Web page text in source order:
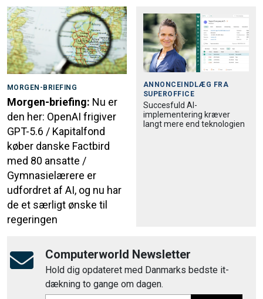
MORGEN-BRIEFING
Morgen-briefing: Nu er
den her: OpenAI frigiver
GPT-5.6 / Kapitalfond
køber danske Factbird
med 80 ansatte /
Gymnasielærere er
udfordret af AI, og nu har
de et særligt ønske til
regeringen
ANNONCEINDLÆG FRA
SUPEROFFICE
Succesfuld AI-
implementering kræver
langt mere end teknologien
Computerworld Newsletter
Hold dig opdateret med Danmarks bedste it-
dækning to gange om dagen.